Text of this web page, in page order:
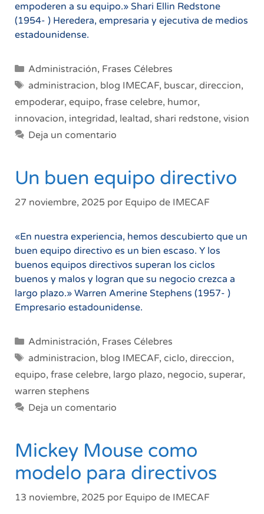
empoderen a su equipo.» Shari Ellin Redstone
(1954- ) Heredera, empresaria y ejecutiva de medios
estadounidense.
Categorías
Administración, Frases Célebres
Etiquetas
administracion, blog IMECAF, buscar, direccion,
empoderar, equipo, frase celebre, humor,
innovacion, integridad, lealtad, shari redstone, vision
Deja un comentario
Un buen equipo directivo
27 noviembre, 2025 por Equipo de IMECAF
«En nuestra experiencia, hemos descubierto que un
buen equipo directivo es un bien escaso. Y los
buenos equipos directivos superan los ciclos
buenos y malos y logran que su negocio crezca a
largo plazo.» Warren Amerine Stephens (1957- )
Empresario estadounidense.
Categorías
Administración, Frases Célebres
Etiquetas
administracion, blog IMECAF, ciclo, direccion,
equipo, frase celebre, largo plazo, negocio, superar,
warren stephens
Deja un comentario
Mickey Mouse como
modelo para directivos
13 noviembre, 2025 por Equipo de IMECAF